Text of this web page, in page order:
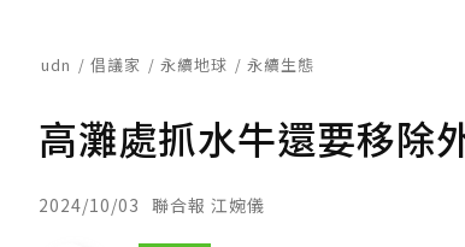
udn 倡議家 永續地球 永續生態
高灘處抓水牛還要移除
2024/10/03 聯合報 江婉儀